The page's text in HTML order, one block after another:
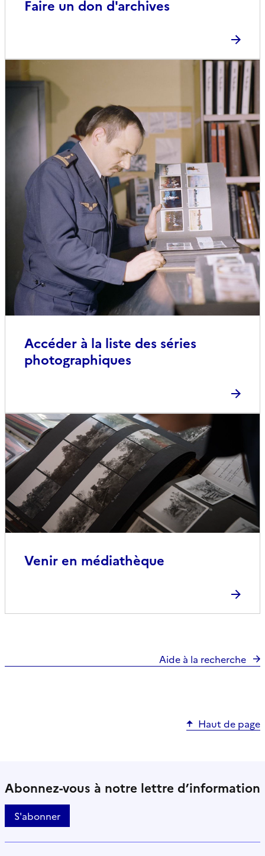
Faire un don d'archives
Accéder à la liste des séries
photographiques
Venir en médiathèque
Aide à la recherche
Haut de page
Abonnez-vous à notre lettre d’information
S'abonner